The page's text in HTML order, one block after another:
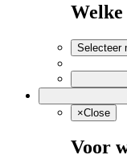
Welke
Selecteer
×Close
Voor